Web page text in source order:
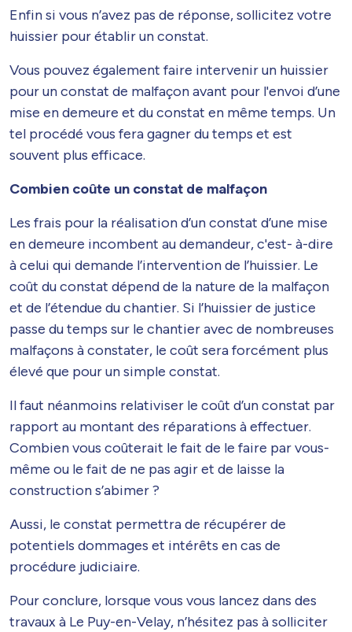
Enfin si vous n’avez pas de réponse, sollicitez votre
huissier pour établir un constat.
Vous pouvez également faire intervenir un huissier
pour un constat de malfaçon avant pour l'envoi d’une
mise en demeure et du constat en même temps. Un
tel procédé vous fera gagner du temps et est
souvent plus efficace.
Combien coûte un constat de malfaçon
Les frais pour la réalisation d’un constat d’une mise
en demeure incombent au demandeur, c'est- à-dire
à celui qui demande l’intervention de l’huissier. Le
coût du constat dépend de la nature de la malfaçon
et de l’étendue du chantier. Si l’huissier de justice
passe du temps sur le chantier avec de nombreuses
malfaçons à constater, le coût sera forcément plus
élevé que pour un simple constat.
Il faut néanmoins relativiser le coût d’un constat par
rapport au montant des réparations à effectuer.
Combien vous coûterait le fait de le faire par vous-
même ou le fait de ne pas agir et de laisse la
construction s’abimer ?
Aussi, le constat permettra de récupérer de
potentiels dommages et intérêts en cas de
procédure judiciaire.
Pour conclure, lorsque vous vous lancez dans des
travaux à Le Puy-en-Velay, n’hésitez pas à solliciter